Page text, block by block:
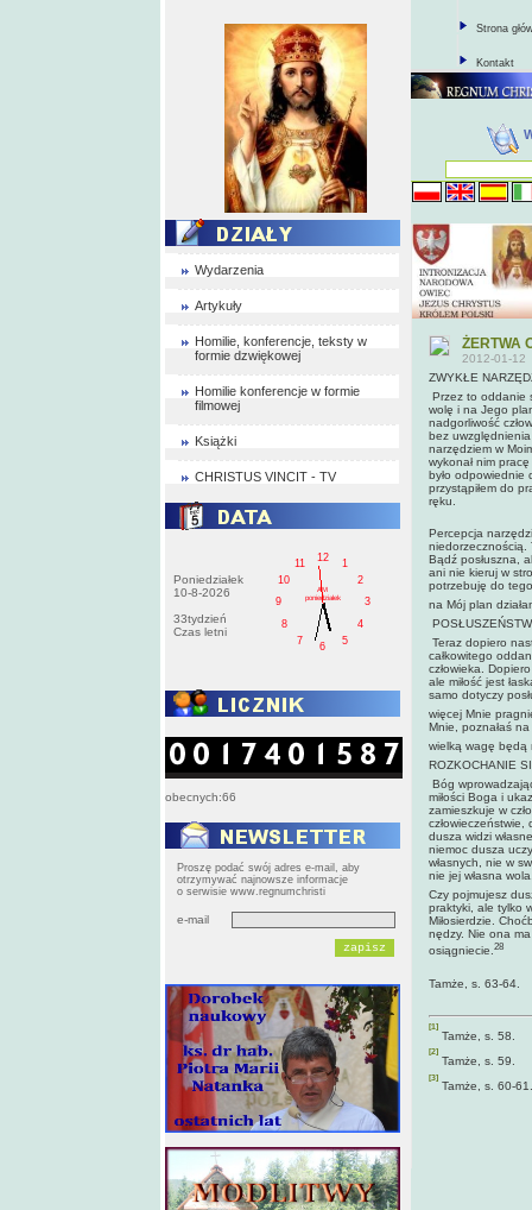
Wydarzenia
Artykuły
Homilie, konferencje, teksty w
formie dzwiękowej
Homilie konferencje w formie
filmowej
Książki
CHRISTUS VINCIT - TV
Poniedziałek
10-8-2026
33tydzień
Czas letni
1
2
3
4
5
6
7
8
9
10
11
12
AM
poniedziałek
obecnych:66
Proszę podać swój adres e-mail, aby
otrzymywać najnowsze informacje
o serwisie www.regnumchristi
e-mail
Strona
Kontakt
ŻERTWA
2012-01-12
ZWYKŁE
Przez to oddanie
wolę i na Jego
nadgorliwość
bez uwzględnienia
narzędziem w
wykonał nim
było odpowiednie
przystąpiłem do
ręku.
Percepcja
niedorzecznością.
Bądź posłuszna,
ani nie kieruj w
potrzebuję do
na Mój plan
Teraz dopiero
całkowitego
człowieka.
ale miłość jest
samo dotyczy
więcej Mnie
Mnie, poznałaś
wielką wagę będą
ROZKOCHANIE
Bóg
miłości Boga i
zamieszkuje w
dusza widzi
niemoc dusza
własnych, nie w
nie jej wła­sna
Czy pojmujesz
praktyki, ale tylko
Miłosierdzie.
nędzy. Nie ona
osiągniecie.28
Tamże, s. 63-64.
[1]
Tamże, s. 58.
[2]
Tamże, s. 59.
[3]
Tamże, s. 60-